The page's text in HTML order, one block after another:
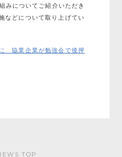
みについてご紹介いただき
などについて取り上げてい
協業企業が勉強会で後押
TOP